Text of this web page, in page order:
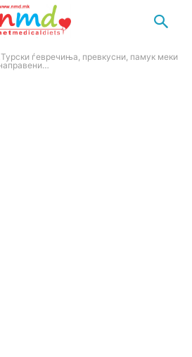
ѓевречиња, превкусни, памук меки